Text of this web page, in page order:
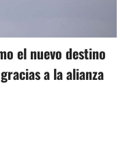
el nuevo destino
a la alianza